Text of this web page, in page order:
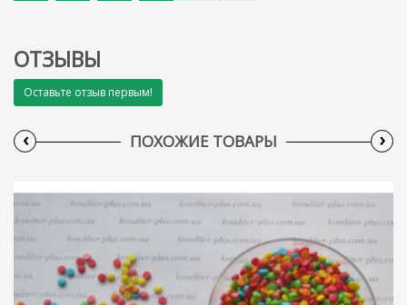
ОТЗЫВЫ
Оставьте отзыв первым!
ПОХОЖИЕ ТОВАРЫ
‹ ›